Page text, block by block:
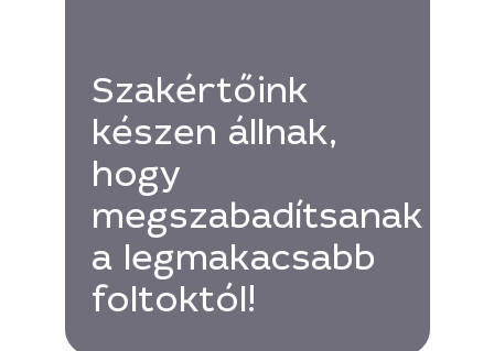
Szakértőink
készen állnak,
hogy
megszabadítsanak
a legmakacsabb
foltoktól!